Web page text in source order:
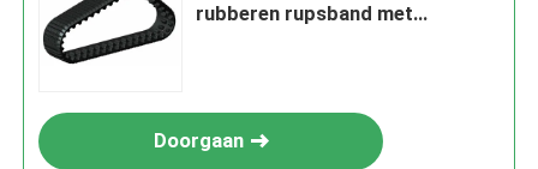
rubberen rupsband met
Doorgaan